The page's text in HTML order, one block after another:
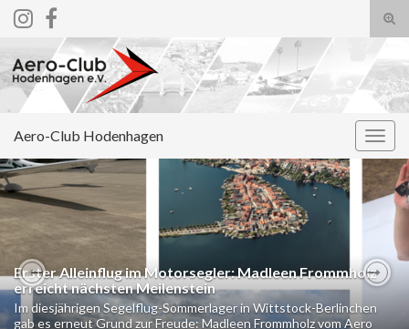
Search for:
Aero-Club Hodenhagen
Erster Alleinflug im Motorsegler: Madleen Frommholz
erreicht nächsten Meilenstein
Im diesjährigen Segelflug-Sommerlager in Wittstock-Berlinchen
gab es erneut Grund zur Freude: Madleen Frommholz vom Aero
Previous